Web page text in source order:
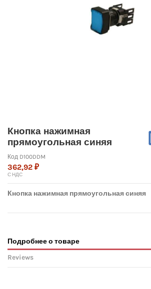
Кнопка нажимная
прямоугольная синяя
Код D100DDM
362,92 ₽
С НДС
Кнопка нажимная прямоугольная синяя
Подробнее о товаре
Reviews